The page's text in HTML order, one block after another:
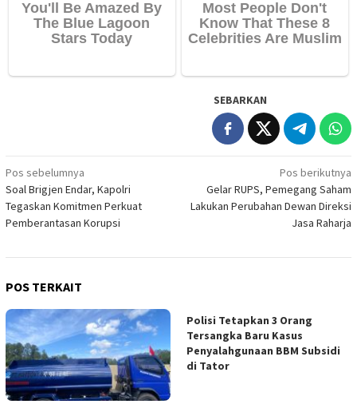
SEBARKAN
Navigasi
pos
Pos sebelumnya
Soal Brigjen Endar, Kapolri
Tegaskan Komitmen Perkuat
Pemberantasan Korupsi
Pos berikutnya
Gelar RUPS, Pemegang Saham
Lakukan Perubahan Dewan Direksi
Jasa Raharja
POS TERKAIT
Polisi Tetapkan 3 Orang
Tersangka Baru Kasus
Penyalahgunaan BBM Subsidi
di Tator